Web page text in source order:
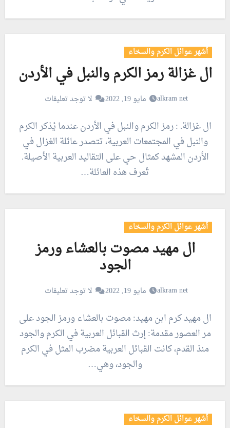
أشهر عوائل الكرم والسخاء
ال غزالة رمز الكرم والنبل في الأردن
alkram net مايو 19, 2022 لا توجد تعليقات
ال غزالة. : رمز الكرم والنبل في الأردن عندما يُذكر الكرم
والنبل في المجتمعات العربية، تتصدر عائلة الغزال في
الأردن المشهد كمثال حي على التقاليد العربية الأصيلة.
تُعرف هذه العائلة…
أشهر عوائل الكرم والسخاء
ال مهيد مصوت بالعشاء ورمز
الجود
alkram net مايو 19, 2022 لا توجد تعليقات
ال مهيد كرم ابن مهيد: مصوت بالعشاء ورمز الجود على
مر العصور مقدمة: إرث القبائل العربية في الكرم والجود
منذ القدم، كانت القبائل العربية مضرب المثل في الكرم
والجود، وهي…
أشهر عوائل الكرم والسخاء